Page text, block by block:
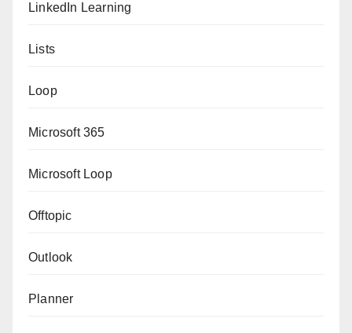
LinkedIn Learning
Lists
Loop
Microsoft 365
Microsoft Loop
Offtopic
Outlook
Planner